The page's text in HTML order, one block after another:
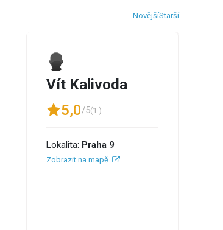
NovějšíStarší
Vít Kalivoda
5,0/5(1 )
Lokalita: Praha 9
Zobrazit na mapě